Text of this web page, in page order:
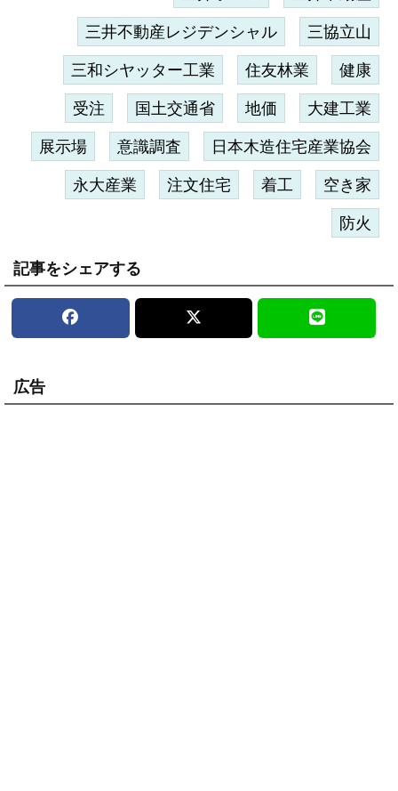
三井不動産レジデンシャル 三協立山
三和シヤッター工業 住友林業 健康
受注 国土交通省 地価 大建工業
展示場 意識調査 日本木造住宅産業協会
永大産業 注文住宅 着工 空き家
防火
記事をシェアする
広告